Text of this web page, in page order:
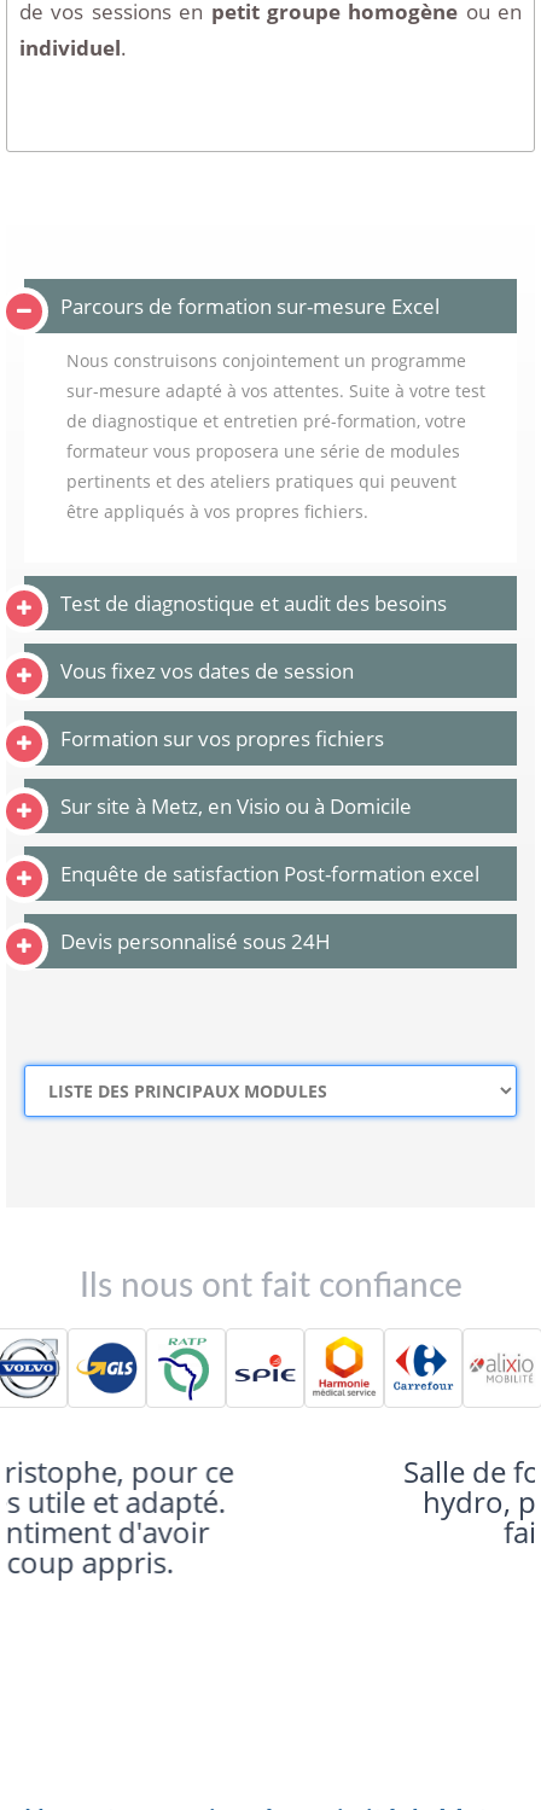
de vos sessions en petit groupe homogène ou en
individuel.
Parcours de formation sur-mesure Excel
Nous construisons conjointement un programme
sur-mesure adapté à vos attentes. Suite à votre test
de diagnostique et entretien pré-formation, votre
formateur vous proposera une série de modules
pertinents et des ateliers pratiques qui peuvent
être appliqués à vos propres fichiers.
Test de diagnostique et audit des besoins
Vous fixez vos dates de session
Formation sur vos propres fichiers
Sur site à Metz, en Visio ou à Domicile
Enquête de satisfaction Post-formation excel
Devis personnalisé sous 24H
Ils nous ont fait confiance
Salle de formation, sans gel
hydro, pas possibilité de
faire un café